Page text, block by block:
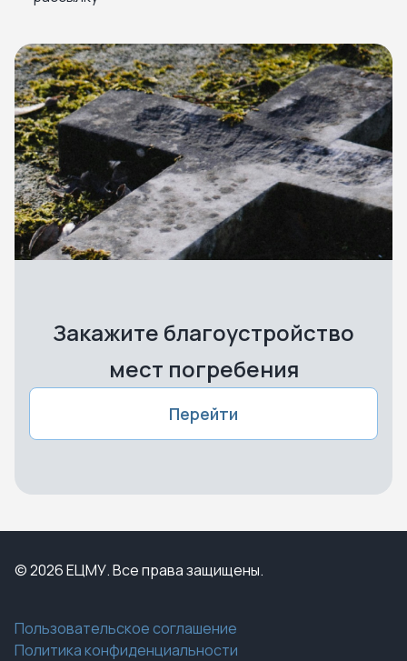
Закажите благоустройство
мест погребения
Перейти
© 2026 ЕЦМУ. Все права защищены.
Пользовательское соглашение
Политика конфиденциальности